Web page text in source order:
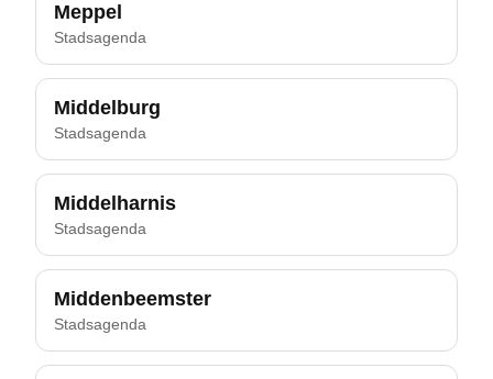
Meppel
Stadsagenda
Middelburg
Stadsagenda
Middelharnis
Stadsagenda
Middenbeemster
Stadsagenda